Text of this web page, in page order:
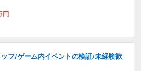
円
フ/ゲーム内イベントの検証/未経験歓